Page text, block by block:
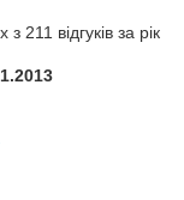
211 відгуків за рік